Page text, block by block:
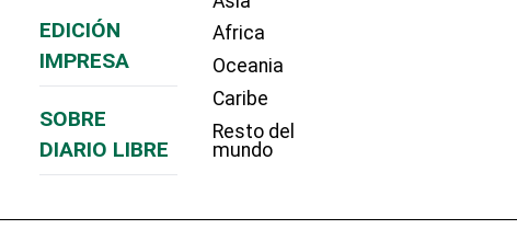
EDICIÓN
IMPRESA
SOBRE
DIARIO LIBRE
Africa
Oceania
Caribe
Resto del
mundo